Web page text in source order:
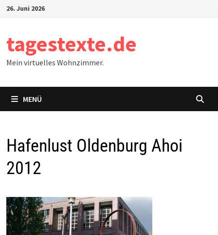
Zum26. Juni 2026
tagestexte.de
Mein virtuelles Wohnzimmer.
MENÜ
Hafenlust Oldenburg Ahoi
2012